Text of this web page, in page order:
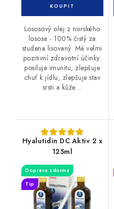
Lososový olej z norského
lososa - 100% čistý za
studena lisovaný. Má velmi
pozitivní zdravotní účinky:
posiluje imunitu, zlepšuje
chuť k jídlu, zlepšuje stav
srsti a kůže....
Hyalutidin DC Aktiv 2 x
125ml
Doprava zdarma
Tip